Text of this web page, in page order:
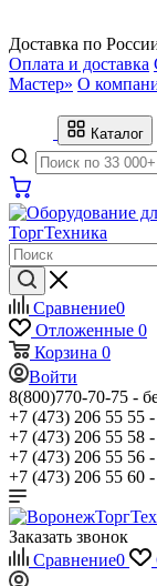
Доставка по
Оплата и доставка
Мастер» О
Каталог
Сравнение0
Отложенные 0
Корзина 0
Войти
8(800)770-70-75 -
+7 (473) 206 55 55 -
+7 (473) 206 55 58 -
+7 (473) 206 55 56 -
+7 (473) 206 55 60 -
Заказать звонок
Сравнение0